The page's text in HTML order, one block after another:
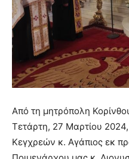
Από τη μητρόπολη
Τετάρτη, 27 Μαρτίου
Κεγχρεών κ. Αγάπιος εκ